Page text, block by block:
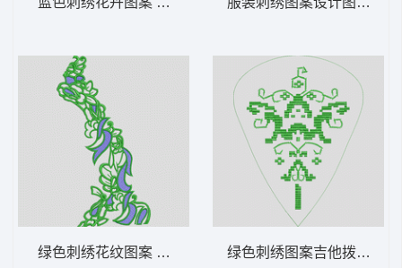
绿色刺绣花纹图案 曲线 绿色刺绣图案吉他拨片 抽